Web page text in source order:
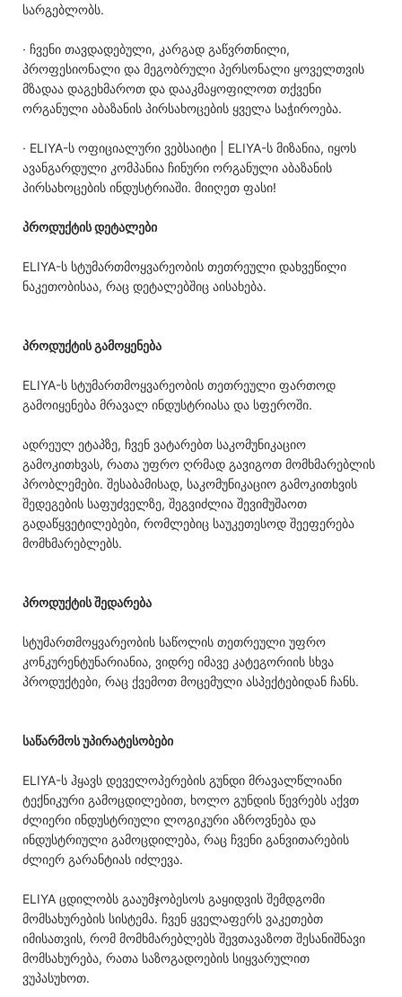
სარგებლობს.
· ჩვენი თავდადებული, კარგად გაწვრთნილი,
პროფესიონალი და მეგობრული პერსონალი ყოველთვის
მზადაა დაგეხმაროთ და დააკმაყოფილოთ თქვენი
ორგანული აბაზანის პირსახოცების ყველა საჭიროება.
· ELIYA-ს ოფიციალური ვებსაიტი | ELIYA-ს მიზანია, იყოს
ავანგარდული კომპანია ჩინური ორგანული აბაზანის
პირსახოცების ინდუსტრიაში. მიიღეთ ფასი!
პროდუქტის დეტალები
ELIYA-ს სტუმართმოყვარეობის თეთრეული დახვეწილი
ნაკეთობისაა, რაც დეტალებშიც აისახება.
პროდუქტის გამოყენება
ELIYA-ს სტუმართმოყვარეობის თეთრეული ფართოდ
გამოიყენება მრავალ ინდუსტრიასა და სფეროში.
ადრეულ ეტაპზე, ჩვენ ვატარებთ საკომუნიკაციო
გამოკითხვას, რათა უფრო ღრმად გავიგოთ მომხმარებლის
პრობლემები. შესაბამისად, საკომუნიკაციო გამოკითხვის
შედეგების საფუძველზე, შეგვიძლია შევიმუშაოთ
გადაწყვეტილებები, რომლებიც საუკეთესოდ შეეფერება
მომხმარებლებს.
პროდუქტის შედარება
სტუმართმოყვარეობის საწოლის თეთრეული უფრო
კონკურენტუნარიანია, ვიდრე იმავე კატეგორიის სხვა
პროდუქტები, რაც ქვემოთ მოცემული ასპექტებიდან ჩანს.
საწარმოს უპირატესობები
ELIYA-ს ჰყავს დეველოპერების გუნდი მრავალწლიანი
ტექნიკური გამოცდილებით, ხოლო გუნდის წევრებს აქვთ
ძლიერი ინდუსტრიული ლოგიკური აზროვნება და
ინდუსტრიული გამოცდილება, რაც ჩვენი განვითარების
ძლიერ გარანტიას იძლევა.
ELIYA ცდილობს გააუმჯობესოს გაყიდვის შემდგომი
მომსახურების სისტემა. ჩვენ ყველაფერს ვაკეთებთ
იმისათვის, რომ მომხმარებლებს შევთავაზოთ შესანიშნავი
მომსახურება, რათა საზოგადოების სიყვარულით
ვუპასუხოთ.